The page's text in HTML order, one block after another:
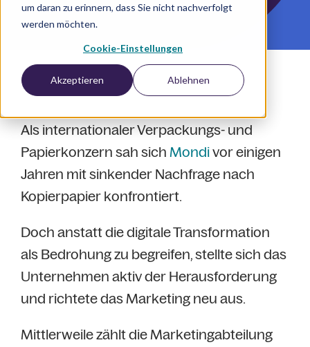
um daran zu erinnern, dass Sie nicht nachverfolgt
werden möchten.
Cookie-Einstellungen
Akzeptieren Ablehnen
Als internationaler Verpackungs- und
Papierkonzern sah sich Mondivor einigen
Jahren mit sinkender Nachfrage nach
Kopierpapier konfrontiert.
Doch anstatt die digitale Transformation
als Bedrohung zu begreifen, stellte sich das
Unternehmen aktiv der Herausforderung
und richtete das Marketing neu aus.
Mittlerweile zählt die Marketingabteilung